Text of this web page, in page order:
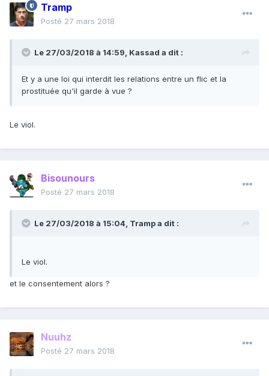
Tramp
Posté 27 mars 2018
Le 27/03/2018 à 14:59, Kassad a dit :
Et y a une loi qui interdit les relations entre un flic et la
prostituée qu'il garde à vue ?
Le viol.
Bisounours
Posté 27 mars 2018
Le 27/03/2018 à 15:04, Trampa dit :
Le viol.
et le consentement alors ?
Nuuhz
Posté 27 mars 2018